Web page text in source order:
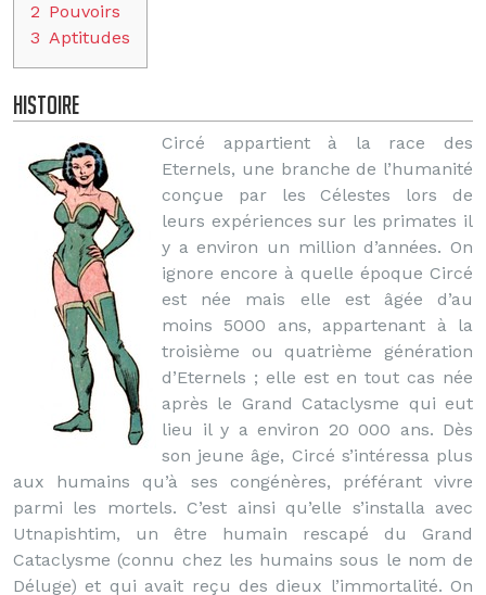
2 Pouvoirs
3 Aptitudes
Histoire
Circé appartient à la race des
Eternels, une branche de l’humanité
conçue par les Célestes lors de
leurs expériences sur les primates il
y a environ un million d’années. On
ignore encore à quelle époque Circé
est née mais elle est âgée d’au
moins 5000 ans, appartenant à la
troisième ou quatrième génération
d’Eternels ; elle est en tout cas née
après le Grand Cataclysme qui eut
lieu il y a environ 20 000 ans. Dès
son jeune âge, Circé s’intéressa plus
aux humains qu’à ses congénères, préférant vivre
parmi les mortels. C’est ainsi qu’elle s’installa avec
Utnapishtim, un être humain rescapé du Grand
Cataclysme (connu chez les humains sous le nom de
Déluge) et qui avait reçu des dieux l’immortalité. On